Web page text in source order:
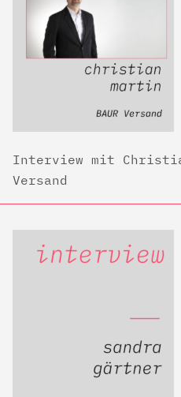
Interview mit
Versand